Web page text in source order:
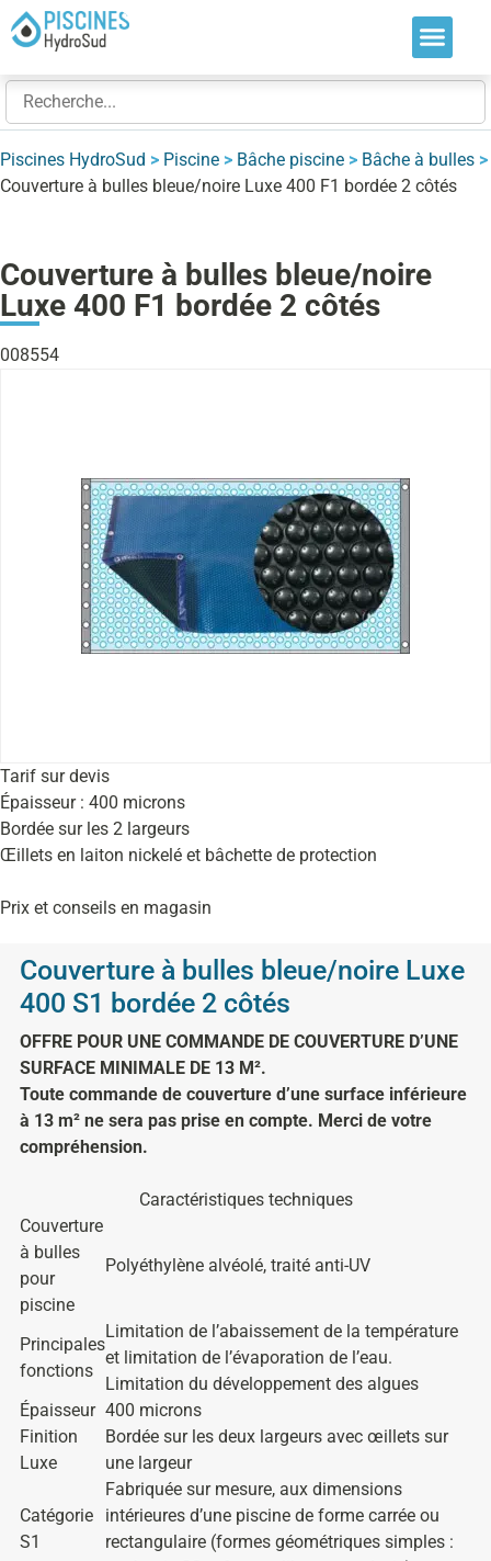
Piscines HydroSud > Piscine > Bâche piscine > Bâche à bulles >
Couverture à bulles bleue/noire Luxe 400 F1 bordée 2 côtés
Couverture à bulles bleue/noire
Luxe 400 F1 bordée 2 côtés
008554
Tarif sur devis
Épaisseur : 400 microns
Bordée sur les 2 largeurs
Œillets en laiton nickelé et bâchette de protection
Prix et conseils en magasin
Couverture à bulles bleue/noire Luxe
400 S1 bordée 2 côtés
OFFRE POUR UNE COMMANDE DE COUVERTURE D’UNE
SURFACE MINIMALE DE 13 M².
Toute commande de couverture d’une surface inférieure
à 13 m² ne sera pas prise en compte. Merci de votre
compréhension.
Caractéristiques techniques
Couverture
à bulles
pour
piscine
Polyéthylène alvéolé, traité anti-UV
Principales
fonctions
Limitation de l’abaissement de la température
et limitation de l’évaporation de l’eau.
Limitation du développement des algues
Épaisseur 400 microns
Finition
Luxe
Bordée sur les deux largeurs avec œillets sur
une largeur
Catégorie
S1
Fabriquée sur mesure, aux dimensions
intérieures d’une piscine de forme carrée ou
rectangulaire (formes géométriques simples :